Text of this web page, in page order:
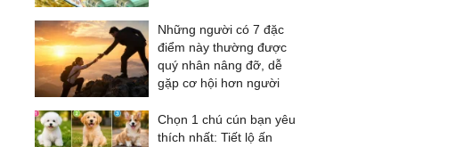
Những người có 7 đặc
điểm này thường được
quý nhân nâng đỡ, dễ
gặp cơ hội hơn người
Chọn 1 chú cún bạn yêu
thích nhất: Tiết lộ ấn